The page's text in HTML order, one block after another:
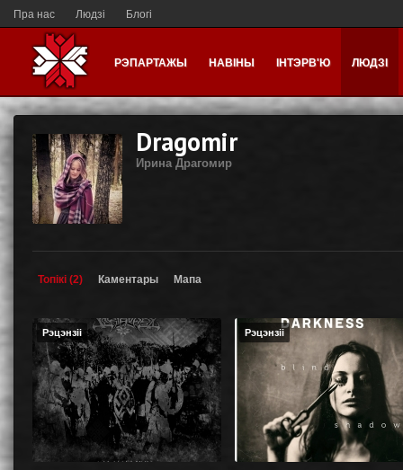
Пра нас Людзі Блогі
РЭПАРТАЖЫ НАВІНЫ ІНТЭРВ'Ю ЛЮДЗІ
Dragomir
Ирина Драгомир
Топікі (2) Каментары Мапа
Рэцэнзіі Рэцэнзіі